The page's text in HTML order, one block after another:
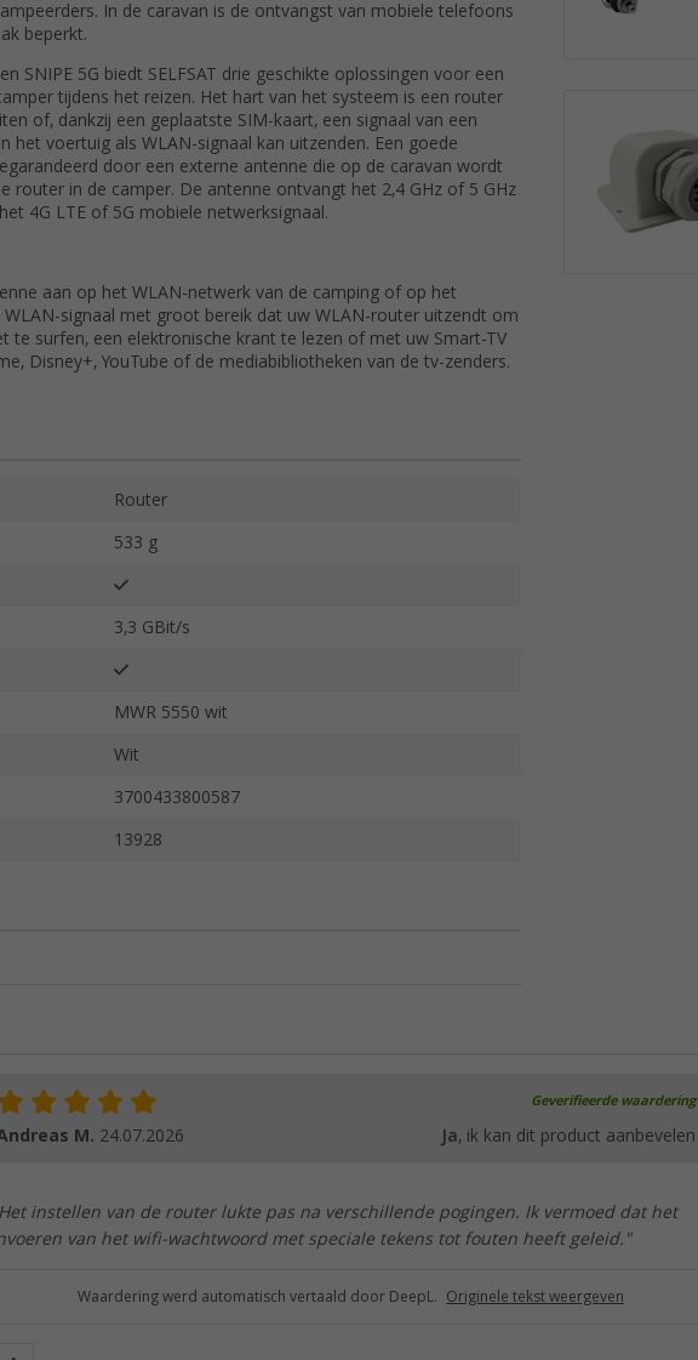
In de caravan is de ontvangst van mobiele telefoons
beperkt.
SNIPE 5G biedt SELFSAT drie geschikte oplossingen voor een
tijdens het reizen. Het hart van het systeem is een router
of, dankzij een geplaatste SIM-kaart, een signaal van een
het voertuig als WLAN-signaal kan uitzenden. Een goede
door een externe antenne die op de caravan wordt
router in de camper. De antenne ontvangt het 2,4 GHz of 5 GHz
4G LTE of 5G mobiele netwerksignaal.
aan op het WLAN-netwerk van de camping of op het
signaal met groot bereik dat uw WLAN-router uitzendt om
surfen, een elektronische krant te lezen of met uw Smart-TV
Disney+, YouTube of de mediabibliotheken van de tv-zenders.
Router
533 g
3,3 GBit/s
MWR 5550 wit
Wit
3700433800587
13928
Geverifieerde waardering
M. 24.07.2026 Ja, ik kan dit product aanbevelen
instellen van de router lukte pas na verschillende pogingen. Ik vermoed dat het
van het wifi-wachtwoord met speciale tekens tot fouten heeft geleid."
Waardering werd automatisch vertaald door DeepL. Originele tekst weergeven